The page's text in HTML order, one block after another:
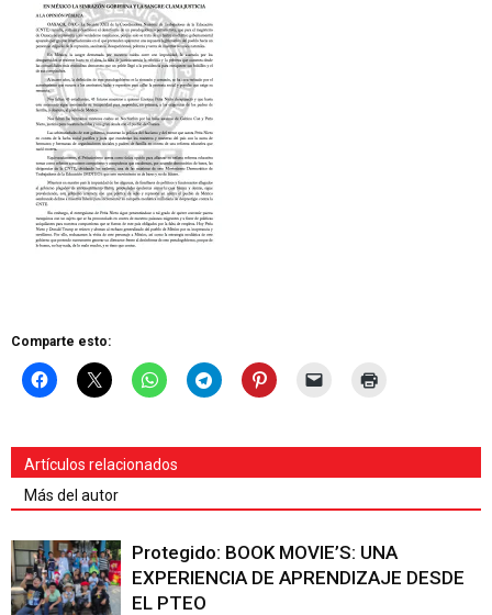
Comparte esto:
Artículos relacionados
Más del autor
Protegido: BOOK MOVIE’S: UNA
EXPERIENCIA DE APRENDIZAJE DESDE
EL PTEO